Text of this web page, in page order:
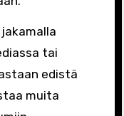
tai
edistä
muita